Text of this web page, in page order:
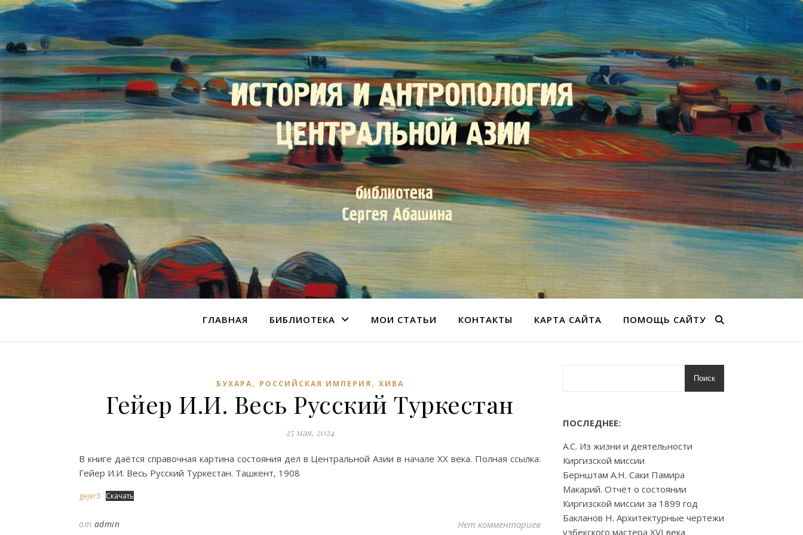
ГЛАВНАЯ БИБЛИОТЕКА МОИ СТАТЬИ КОНТАКТЫ КАРТА САЙТА ПОМОЩЬ САЙТУ
БУХАРА, РОССИЙСКАЯ ИМПЕРИЯ , ХИВА
Гейер И.И. Весь Русский Туркестан
25 мая, 2024
В книге даётся справочная картина состояния дел в Центральной Азии в начале XX века. Полная ссылка:
Гейер И.И. Весь Русский Туркестан. Ташкент, 1908
gejer3 Скачать
от admin Нет комментариев
Поиск
ПОСЛЕДНЕЕ:
А.С. Из жизни и деятельности
Киргизской миссии
Бернштам А.Н. Саки Памира
Макарий. Отчёт о состоянии
Киргизской миссии за 1899 год
Бакланов Н. Архитектурные чертежи
узбекского мастера XVI века